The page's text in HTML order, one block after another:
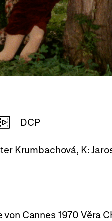
DCP
Krumbachová, K:
Cannes 1970 Věra